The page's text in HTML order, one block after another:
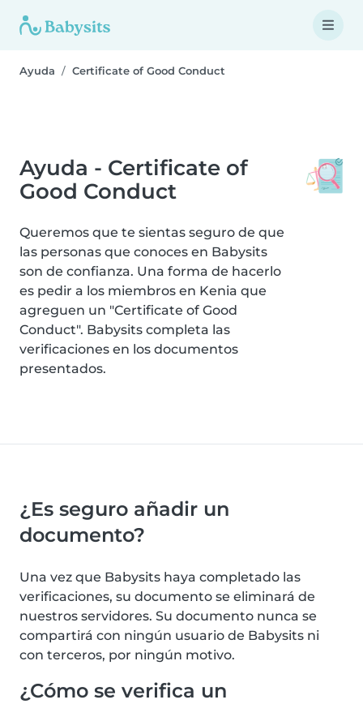
Ayuda Certificate of Good Conduct
Ayuda - Certificate of
Good Conduct
Queremos que te sientas seguro de que
las personas que conoces en Babysits
son de confianza. Una forma de hacerlo
es pedir a los miembros en Kenia que
agreguen un "Certificate of Good
Conduct". Babysits completa las
verificaciones en los documentos
presentados.
¿Es seguro añadir un
documento?
Una vez que Babysits haya completado las
verificaciones, su documento se eliminará de
nuestros servidores. Su documento nunca se
compartirá con ningún usuario de Babysits ni
con terceros, por ningún motivo.
¿Cómo se verifica un